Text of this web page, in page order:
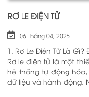
RƠ LE ĐIỆN TỬ
06 Tháng 04, 2025
1. Rơ Le Điện Tử Là Gì? Định Nghĩa và Nguyên Lý Hoạt Động
Rơ le điện tử là một
hệ thống tự động
dữ liệu và hành động.